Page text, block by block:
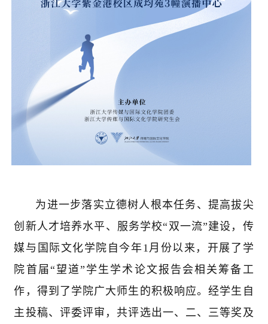
为进一步落实立德树人根本任务、提高拔尖
创新人才培养水平、服务学校“双一流”建设，传
媒与国际文化学院自今年1月份以来，开展了学
院首届“望道”学生学术论文报告会相关筹备工
作，得到了学院广大师生的积极响应。经学生自
主投稿、评委评审，共评选出一、二、三等奖及